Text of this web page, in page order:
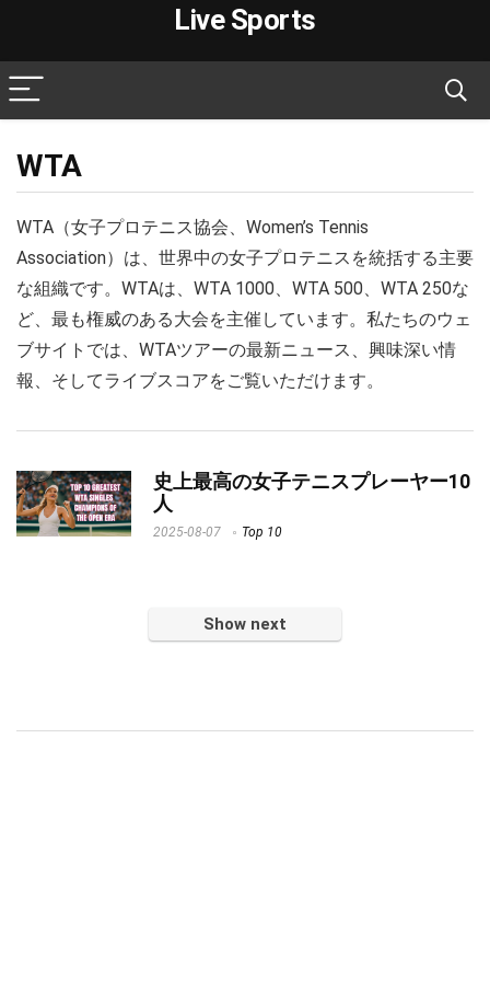
Live Sports
WTA
WTA（女子プロテニス協会、Women’s Tennis
Association）は、世界中の女子プロテニスを統括する主要
な組織です。WTAは、WTA 1000、WTA 500、WTA 250な
ど、最も権威のある大会を主催しています。私たちのウェ
ブサイトでは、WTAツアーの最新ニュース、興味深い情
報、そしてライブスコアをご覧いただけます。
史上最高の女子テニスプレーヤー10
人
2025-08-07 Top 10
Show next